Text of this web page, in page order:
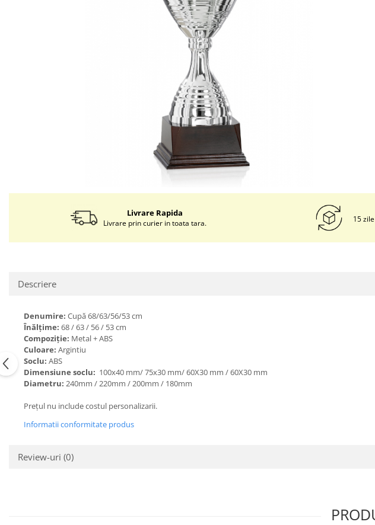
Livrare Rapida
Livrare prin curier in toata tara.
15
Descriere
Denumire: Cupă 68/63/56/53 cm
Înălțime: 68 / 63 / 56 / 53 cm
Compoziție: Metal + ABS
Culoare: Argintiu
Soclu: ABS
Dimensiune soclu: 100x40 mm/ 75x30 mm/ 60X30 mm / 60X30 mm
Diametru: 240mm / 220mm / 200mm / 180mm
Prețul nu include costul personalizarii.
Informatii conformitate produs
Review-uri (0)